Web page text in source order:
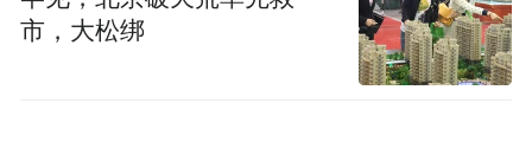
市，大松绑